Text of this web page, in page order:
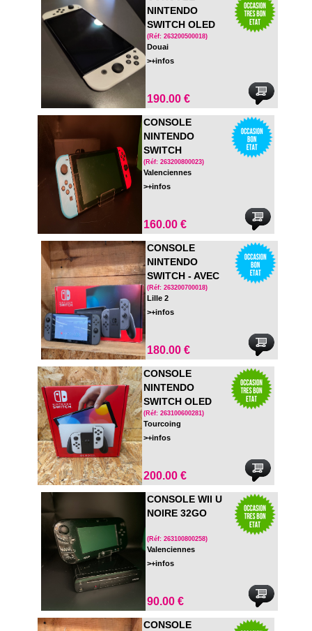
NINTENDO
SWITCH OLED
COMPLETE
(Réf: 263200500018)
Douai
>+infos
190.00 €
CONSOLE
NINTENDO
SWITCH
(Réf: 263200800023)
Valenciennes
>+infos
160.00 €
CONSOLE
NINTENDO
SWITCH - AVEC
DOCK TV - EN
BOITE
(Réf: 263200700018)
Lille 2
>+infos
180.00 €
CONSOLE
NINTENDO
SWITCH OLED
COMPLETE EN
BOITE
(Réf: 263100600281)
Tourcoing
>+infos
200.00 €
CONSOLE WII U
NOIRE 32GO
(Réf: 263100800258)
Valenciennes
>+infos
90.00 €
CONSOLE